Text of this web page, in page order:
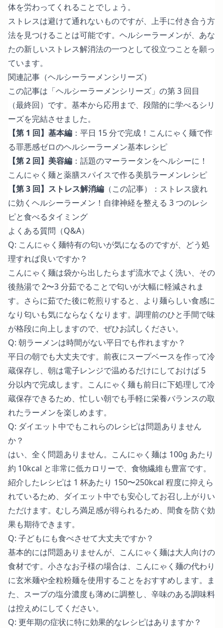
体を労わってくれることでしょう。
ストレスは避けて通れないものですが、上手に付き合う方
法を見つけることは可能です。ヘルシーラーメンが、あな
たの新しいストレス解消法の一つとして役立つことを願っ
ています。
関連記事（ヘルシーラーメンシリーズ）
この記事は「ヘルシーラーメンシリーズ」の第 3 回目
（最終回）です。基本から応用まで、段階的に学べるシリ
ーズを完結させました。
【第 1 回】基本編 ： 平日 15 分で完成！こんにゃく麺で作
る罪悪感ゼロのヘルシーラーメン基本レシピ
【第 2 回】美容編 ： 話題のマーラータンをヘルシーに！
こんにゃく麺と薬膳スパイスで作る美肌ラーメンレシピ
【第 3 回】ストレス解消編 （この記事）：ストレス疲れ
に効くヘルシーラーメン！自律神経を整える 3 つのレシ
ピと食べるタイミング
よくある質問（Q&A）
Q: こんにゃく麺特有の匂いが気になるのですが、どう処
理すれば良いですか？
こんにゃく麺は袋から出したらまず流水でよく洗い、その
後熱湯で 2〜3 分茹でることで匂いが大幅に軽減されま
す。さらに茹でた後に乾煎りすると、より麺らしい食感に
なり匂いも気にならなくなります。調理前のひと手間で味
が格段に向上しますので、ぜひお試しください。
Q: 朝ラーメンは時間がない平日でも作れますか？
平日の朝でも大丈夫です。前夜にスープベースを作って冷
蔵保存し、朝は電子レンジで温めるだけにしておけば 5
分以内で完成します。こんにゃく麺も前日に下処理して冷
蔵保存できるため、忙しい朝でも手軽に栄養バランスの取
れたラーメンを楽しめます。
Q: ダイエット中でもこれらのレシピは問題ありません
か？
はい、全く問題ありません。こんにゃく麺は 100g あたり
約 10kcal と非常に低カロリーで、食物繊維も豊富です。
紹介したレシピは 1 杯あたり 150〜250kcal 程度に抑えら
れているため、ダイエット中でも安心してお召し上がりい
ただけます。むしろ満足感が得られるため、間食を防ぐ効
果も期待できます。
Q: 子どもにも食べさせて大丈夫ですか？
基本的には問題ありませんが、こんにゃく麺は大人向けの
食材です。小さなお子様の場合は、こんにゃく麺の代わり
に玄米麺や全粒粉麺を使用することをおすすめします。ま
た、スープの塩分濃度も薄めに調整し、辛味のある調味料
は控えめにしてください。
Q: 更年期の症状に特に効果的なレシピはありますか？